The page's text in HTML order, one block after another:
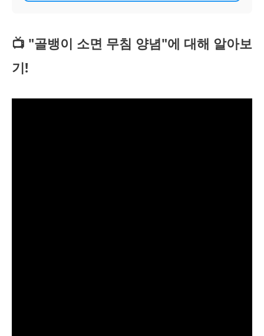
📺 "골뱅이 소면 무침 양념"에 대해 알아보
기!